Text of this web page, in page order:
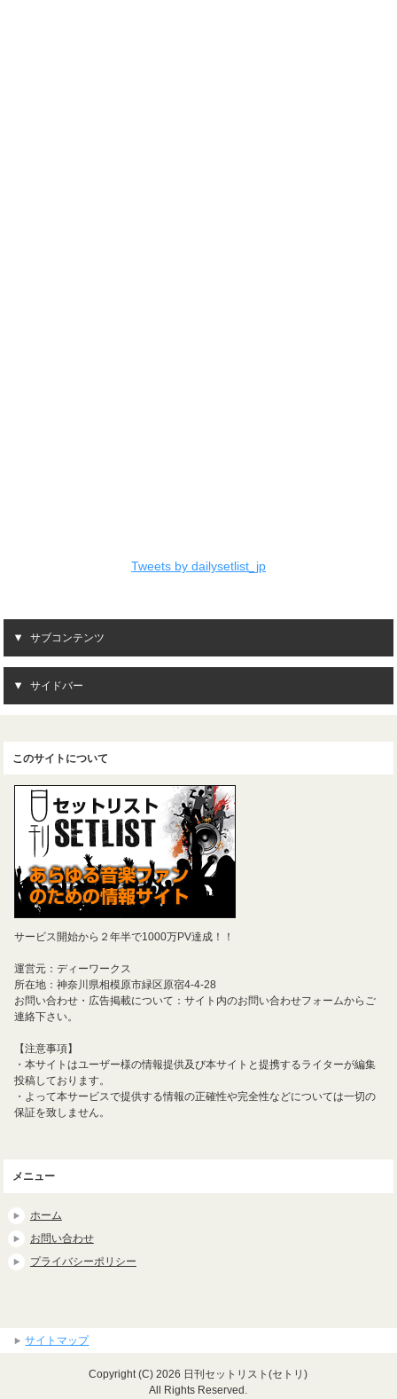
Tweets by dailysetlist_jp
サブコンテンツ
サイドバー
このサイトについて
サービス開始から２年半で1000万PV達成！！
運営元：ディーワークス
所在地：神奈川県相模原市緑区原宿4-4-28
お問い合わせ・広告掲載について：サイト内のお問い合わせフォームからご
連絡下さい。
【注意事項】
・本サイトはユーザー様の情報提供及び本サイトと提携するライターが編集
投稿しております。
・よって本サービスで提供する情報の正確性や完全性などについては一切の
保証を致しません。
メニュー
ホーム
お問い合わせ
プライバシーポリシー
サイトマップ
Copyright (C) 2026 日刊セットリスト(セトリ)
All Rights Reserved.